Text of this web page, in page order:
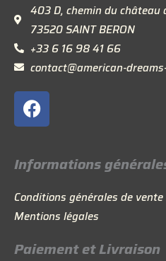
403 D, chemin du château
73520 SAINT BERON
+33 6 16 98 41 66
contact@american-
F
a
c
e
b
o
o
k
Informations
Conditions générales de vente
Mentions légales
Paiement et Livraison